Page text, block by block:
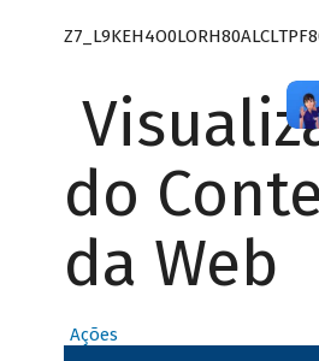
do
da Web
Ações